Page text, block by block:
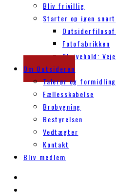
Bliv frivillig
Starter op igen snart
Fotofabrikken
Skrivehold:
Om Outsideren
Talerør og formidling
Fællesskabelse
Brobygning
Bestyrelsen
Vedtægter
Kontakt
Bliv medlem